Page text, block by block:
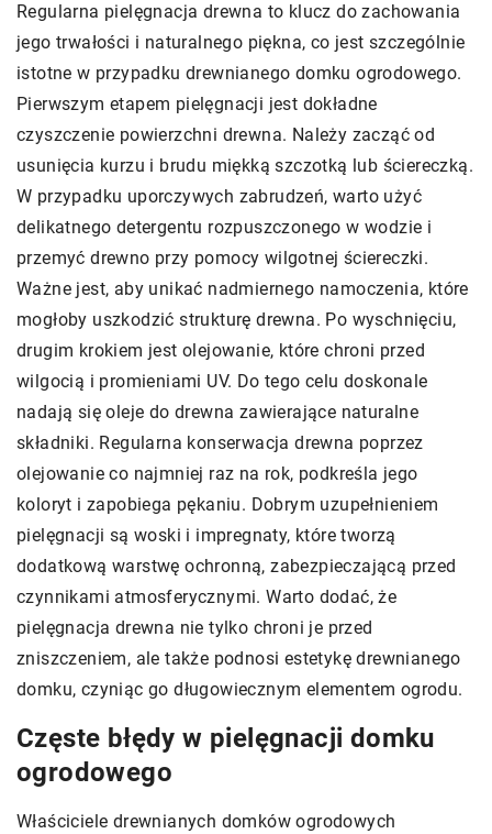
Regularna pielęgnacja drewna to klucz do zachowania
jego trwałości i naturalnego piękna, co jest szczególnie
istotne w przypadku drewnianego domku ogrodowego.
Pierwszym etapem pielęgnacji jest dokładne
czyszczenie powierzchni drewna. Należy zacząć od
usunięcia kurzu i brudu miękką szczotką lub ściereczką.
W przypadku uporczywych zabrudzeń, warto użyć
delikatnego detergentu rozpuszczonego w wodzie i
przemyć drewno przy pomocy wilgotnej ściereczki.
Ważne jest, aby unikać nadmiernego namoczenia, które
mogłoby uszkodzić strukturę drewna. Po wyschnięciu,
drugim krokiem jest olejowanie, które chroni przed
wilgocią i promieniami UV. Do tego celu doskonale
nadają się oleje do drewna zawierające naturalne
składniki. Regularna konserwacja drewna poprzez
olejowanie co najmniej raz na rok, podkreśla jego
koloryt i zapobiega pękaniu. Dobrym uzupełnieniem
pielęgnacji są woski i impregnaty, które tworzą
dodatkową warstwę ochronną, zabezpieczającą przed
czynnikami atmosferycznymi. Warto dodać, że
pielęgnacja drewna nie tylko chroni je przed
zniszczeniem, ale także podnosi estetykę drewnianego
domku, czyniąc go długowiecznym elementem ogrodu.
Częste błędy w pielęgnacji domku
ogrodowego
Właściciele drewnianych domków ogrodowych